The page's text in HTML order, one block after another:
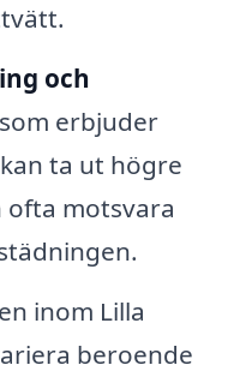
och
erbjuder
ta ut högre
ofta motsvara
inom Lilla
beroende